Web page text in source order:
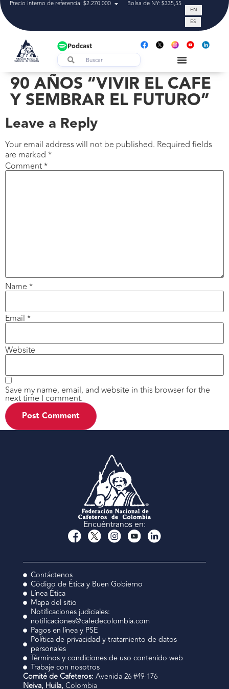
Precio interno de referencia: $2.270.000 Bolsa de NY: $335,55 Tasa de
EN
ES
Podcast
90 AÑOS “VIVIR EL CAFE
Y SEMBRAR EL FUTURO”
Leave a Reply
Your email address will not be published. Required fields
are marked *
Comment*
Name *
Email *
Website
Save my name, email, and website in this browser for the
next time I comment.
Encuéntranos en:
Contáctenos
Código de Ética y Buen Gobierno
Línea Ética
Mapa del sitio
Notificaciones judiciales:
notificaciones@cafedecolombia.com
Pagos en línea y PSE
Política de privacidad y tratamiento de datos
personales
Términos y condiciones de uso contenido web
Trabaje con nosotros
Comité de Cafeteros: Avenida 26 #49-176
Neiva, Huila,Colombia